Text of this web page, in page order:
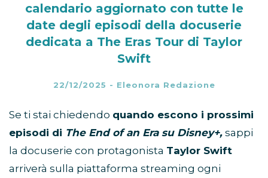
calendario aggiornato con tutte le
date degli episodi della docuserie
dedicata a The Eras Tour di Taylor
Swift
22/12/2025 - Eleonora Redazione
Se ti stai chiedendo quando escono i prossimi
episodi di The End of an Era su Disney+, sappi
la docuserie con protagonista Taylor Swift
arriverà sulla piattaforma streaming ogni